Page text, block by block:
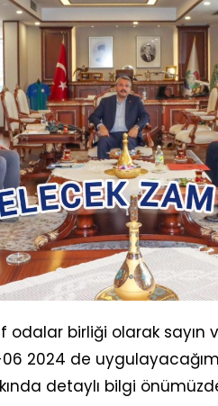
odalar birliği olarak sayın
2024 de
detaylı bilgi